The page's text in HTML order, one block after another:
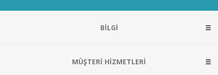
BILGI
MÜŞTERI HIZMETLERI